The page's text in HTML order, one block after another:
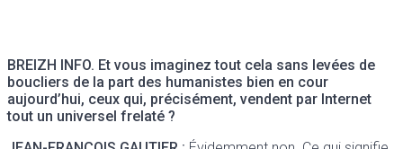
BREIZH INFO. Et vous imaginez tout cela sans levées de
boucliers de la part des humanistes bien en cour
aujourd’hui, ceux qui, précisément, vendent par Internet
tout un universel frelaté ?